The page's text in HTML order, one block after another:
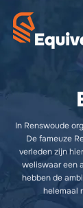
In Renswoude
De fameuze
verleden zijn
weliswaar een
hebben de
helemaal